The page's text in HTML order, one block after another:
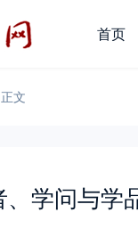
首页
正文
学问与学